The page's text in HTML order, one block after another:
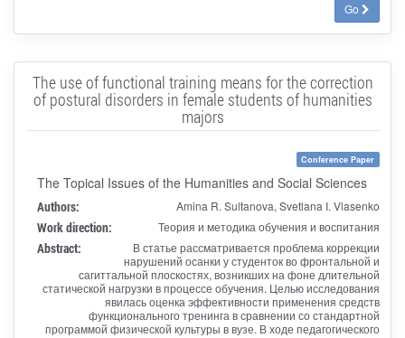
Go
The use of functional training means for the correction
of postural disorders in female students of humanities
majors
Conference Paper
The Topical Issues of the Humanities and Social Sciences
Authors: Amina R. Sultanova, Svetlana I. Vlasenko
Work direction: Теория и методика обучения и воспитания
Abstract:
В статье рассматривается проблема коррекции
нарушений осанки у студенток во фронтальной и
сагиттальной плоскостях, возникших на фоне длительной
статической нагрузки в процессе обучения. Целью исследования
явилась оценка эффективности применения средств
функционального тренинга в сравнении со стандартной
программой физической культуры в вузе. В ходе педагогического